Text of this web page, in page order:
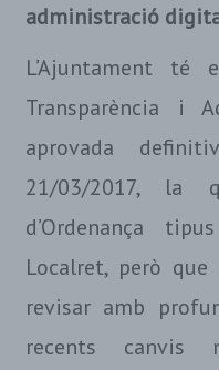
administració
L’Ajuntament té
Transparència i
aprovada
21/03/2017, la
d’Ordenança
Localret, però
revisar amb
recents canvis